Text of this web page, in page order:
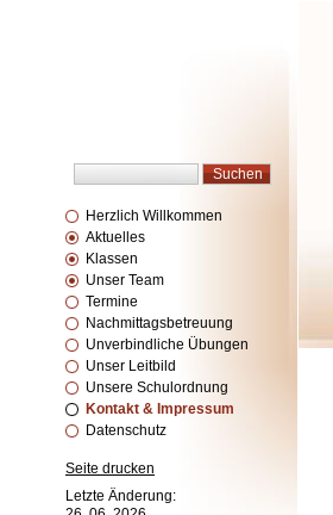
Herzlich Willkommen
Aktuelles
Klassen
Unser Team
Termine
Nachmittagsbetreuung
Unverbindliche Übungen
Unser Leitbild
Unsere Schulordnung
Kontakt & Impressum
Datenschutz
Seite drucken
Letzte Änderung: